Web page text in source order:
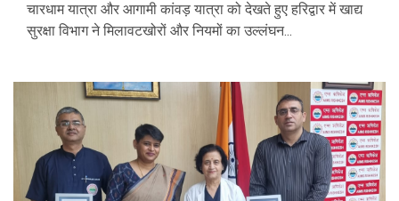
चारधाम यात्रा और आगामी कांवड़ यात्रा को देखते हुए हरिद्वार में खाद्य
सुरक्षा विभाग ने मिलावटखोरों और नियमों का उल्लंघन...